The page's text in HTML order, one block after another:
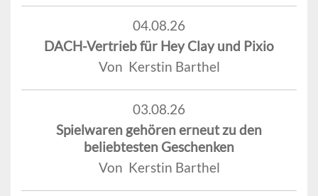
04.08.26
DACH-Vertrieb für Hey Clay und Pixio
Von Kerstin Barthel
03.08.26
Spielwaren gehören erneut zu den
beliebtesten Geschenken
Von Kerstin Barthel